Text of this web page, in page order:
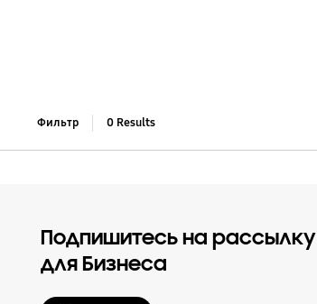
Фильтр 0 Results
Подпишитесь на рассылку
для Бизнеса